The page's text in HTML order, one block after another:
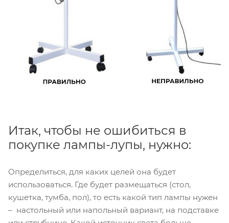
Итак, чтобы не ошибиться в
покупке лампы-лупы, нужно:
Определиться, для каких целей она будет
использоваться. Где будет размещаться (стол,
кушетка, тумба, пол), то есть какой тип лампы нужен
– настольный или напольный вариант, на подставке